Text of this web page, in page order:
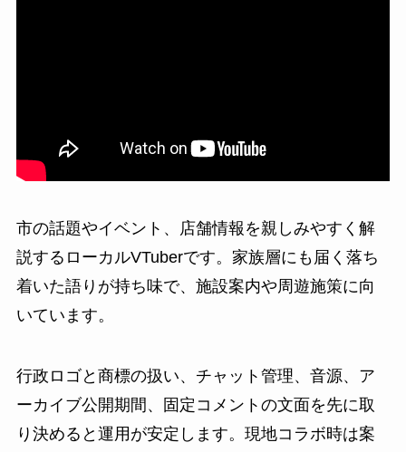
市の話題やイベント、店舗情報を親しみやすく解
説するローカルVTuberです。家族層にも届く落ち
着いた語りが持ち味で、施設案内や周遊施策に向
いています。
行政ロゴと商標の扱い、チャット管理、音源、ア
ーカイブ公開期間、固定コメントの文面を先に取
り決めると運用が安定します。現地コラボ時は案